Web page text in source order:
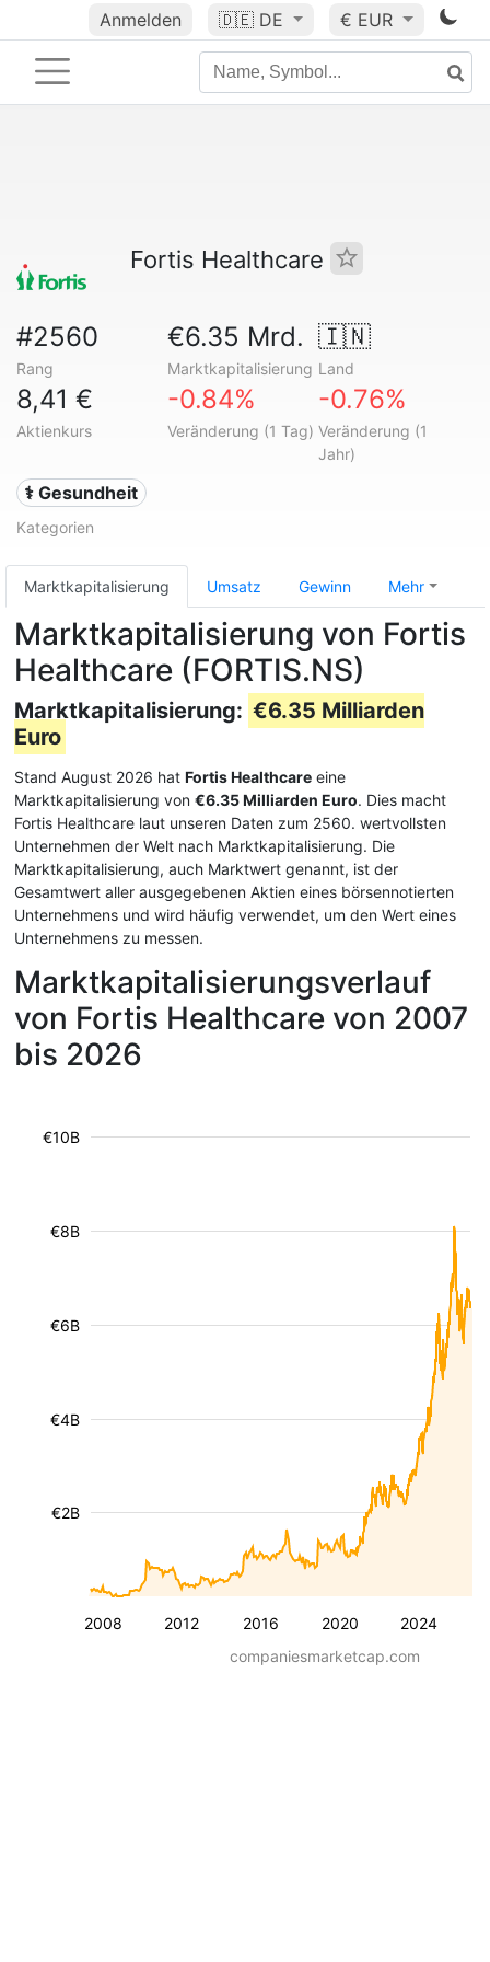
Anmelden 🇩🇪 DE € EUR
Fortis Healthcare
#2560
Rang
€6.35 Mrd.
Marktkapitalisierung
🇮🇳
Land
8,41 €
Aktienkurs
-0.84%
Veränderung (1 Tag)
-0.76%
Veränderung (1
Jahr)
⚕️ Gesundheit
Kategorien
Marktkapitalisierung Umsatz Gewinn Mehr
Marktkapitalisierung von Fortis
Healthcare (FORTIS.NS)
Marktkapitalisierung: €6.35 Milliarden
Euro
Stand August 2026 hat Fortis Healthcare eine
Marktkapitalisierung von €6.35 Milliarden Euro. Dies macht
Fortis Healthcare laut unseren Daten zum 2560. wertvollsten
Unternehmen der Welt nach Marktkapitalisierung. Die
Marktkapitalisierung, auch Marktwert genannt, ist der
Gesamtwert aller ausgegebenen Aktien eines börsennotierten
Unternehmens und wird häufig verwendet, um den Wert eines
Unternehmens zu messen.
Marktkapitalisierungsverlauf
von Fortis Healthcare von 2007
bis 2026
2008 2012 2016 2020 2024
€2B
€4B
€6B
€8B
€10B
companiesmarketcap.com